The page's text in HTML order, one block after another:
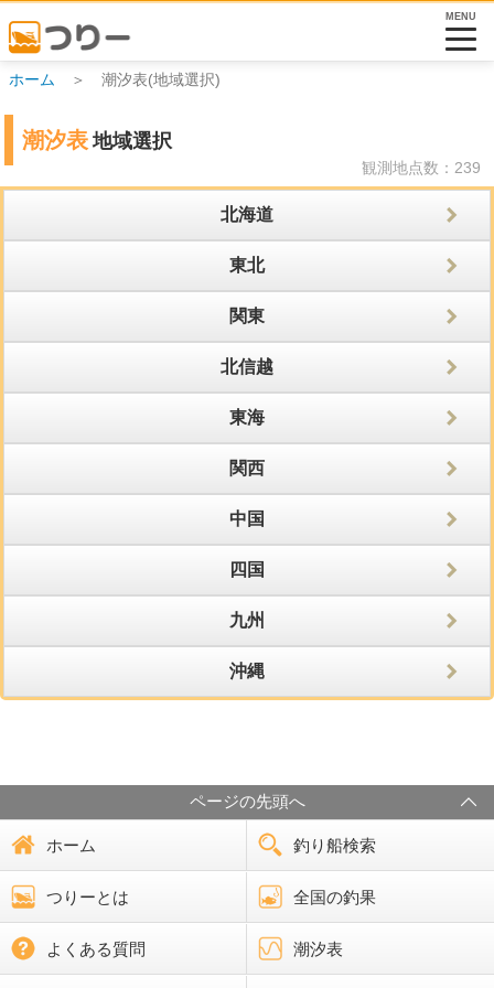
MENU
ホーム ＞ 潮汐表(地域選択)
潮汐表 地域選択
観測地点数：239
北海道
東北
関東
北信越
東海
関西
中国
四国
九州
沖縄
ページの先頭へ
ホーム 釣り船検索
つりーとは 全国の釣果
よくある質問 潮汐表